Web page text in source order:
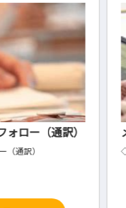
ー（通訳）
）
メ
◇樹脂